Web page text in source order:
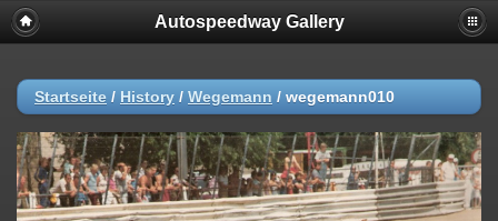
Autospeedway Gallery
Startseite / History / Wegemann / wegemann010